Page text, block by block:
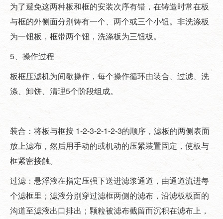
为了避免这两种板和框的安装次序有错，在铸造时常在板
与框的外侧面分别铸有一个、两个或三个小钮。非洗涤板
为一钮板，框带两个钮，洗涤板为三钮板。
5、操作过程
板框压滤机为间歇操作，每个操作循环由装合、过滤、洗
涤、卸饼、清理5个阶段组成。
装合：将板与框按 1-2-3-2-1-2-3的顺序，滤板的两侧表面
放上滤布，然后用手动的或机动的压紧装置固定，使板与
框紧密接触。
过滤：悬浮液在指定压强下送进滤浆通道，由通道流进每
个滤框里；滤液分别穿过滤框两侧的滤布，沿滤板板面的
沟道至滤液出口排出；颗粒被滤布截留而沉积在滤布上，